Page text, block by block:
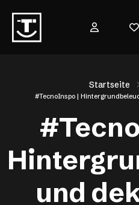
Startseite
#TecnoInspo |
und